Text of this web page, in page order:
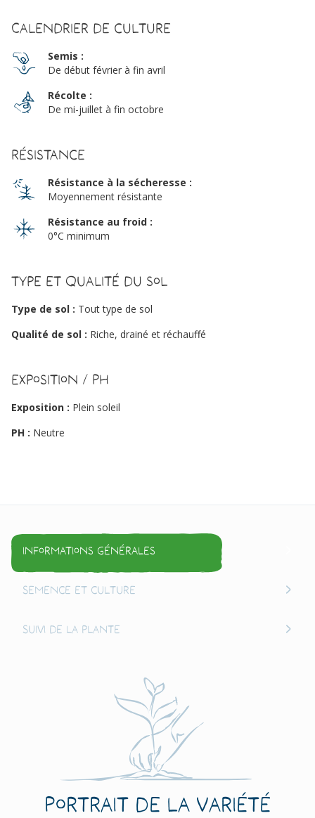
Calendrier de culture
Semis :
De début février à fin avril
Récolte :
De mi-juillet à fin octobre
Résistance
Résistance à la sécheresse :
Moyennement résistante
Résistance au froid :
0°C minimum
Type et qualité du sol
Type de sol : Tout type de sol
Qualité de sol : Riche, drainé et réchauffé
Exposition / PH
Exposition : Plein soleil
PH : Neutre
Informations générales
Semence et culture
Suivi de la plante
Portrait de la variété